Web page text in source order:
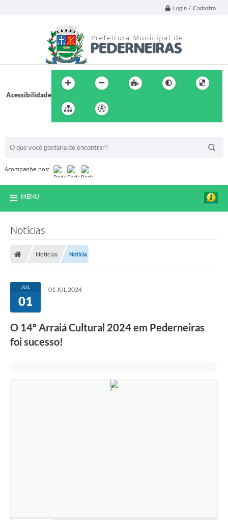
Login / Cadastro
Acessibilidade
Acompanhe-nos:
MENU
Notícias
Notícias Notícia
JUL
01
01 JUL 2024
O 14º Arraiá Cultural 2024 em Pederneiras
foi sucesso!